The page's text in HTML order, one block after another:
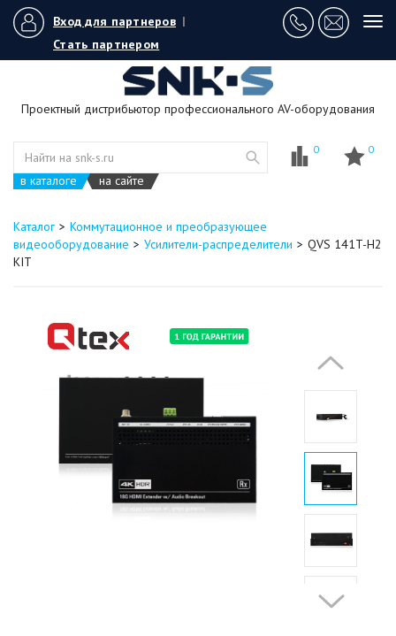
Вход для партнеров |
Стать партнером
Проектный дистрибьютор профессионального AV-оборудования
в каталоге на сайте
0 0
Каталог
Коммутационное и преобразующее
видеооборудование
Усилители-распределители
QVS 141T-H2
KIT